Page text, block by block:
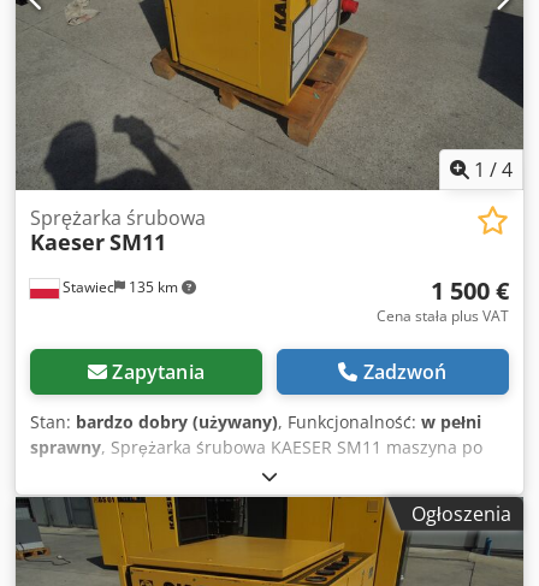
1 /4
Stawiec 135 km
Sprężarka śrubowa
KaeserSM11
1 500 €
Cena stała plus VAT
Zapytania Zadzwoń
Stan: bardzo dobry (używany), Funkcjonalność: w pełni
sprawny, Sprężarka śrubowa KAESER SM11 maszyna po
serwisie Dane techniczne: wydajność: 1,05 m3/min
(1050/min) silnik o mocy; 7,5 KW; przebieg 9103h ciśnienie:
10 bar; cena netto 6500 zł cena brutto 7995 zł Sprężarka w
pełni sprawna, Dsdpfxozp Igne Ag Dskr zapewniamy
serwis. Poniżej wideo.
Ogłoszenia